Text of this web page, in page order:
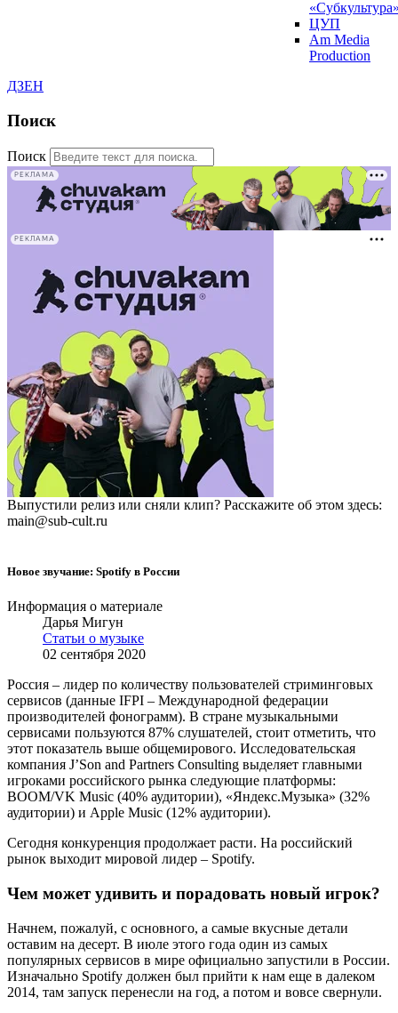
ЦУП
Am Media
Production
ДЗЕН
Поиск
Поиск
РЕКЛАМА
РЕКЛАМА
Выпустили релиз или сняли клип? Расскажите об этом здесь:
main@sub-cult.ru
Новое звучание: Spotify в России
Информация о материале
Дарья Мигун
Статьи о музыке
02 сентября 2020
Россия – лидер по количеству пользователей стриминговых
сервисов (данные IFPI – Международной федерации
производителей фонограмм). В стране музыкальными
сервисами пользуются 87% слушателей, стоит отметить, что
этот показатель выше общемирового. Исследовательская
компания J’Son and Partners Consulting выделяет главными
игроками российского рынка следующие платформы:
BOOM/VK Music (40% аудитории), «Яндекс.Музыка» (32%
аудитории) и Apple Music (12% аудитории).
Сегодня конкуренция продолжает расти. На российский
рынок выходит мировой лидер – Spotify.
Чем может удивить и порадовать новый игрок?
Начнем, пожалуй, с основного, а самые вкусные детали
оставим на десерт. В июле этого года один из самых
популярных сервисов в мире официально запустили в России.
Изначально Spotify должен был прийти к нам еще в далеком
2014, там запуск перенесли на год, а потом и вовсе свернули.